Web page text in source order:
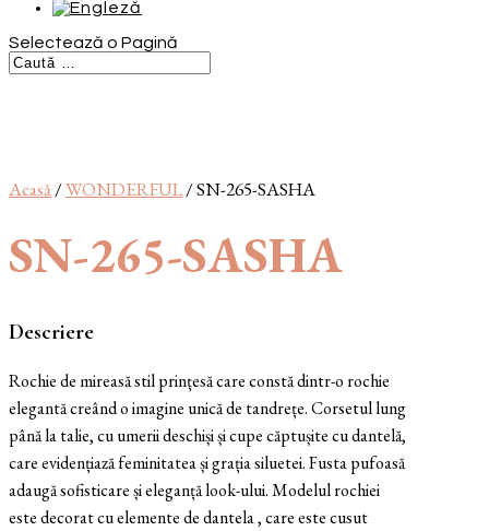
Selectează o Pagină
Acasă/WONDERFUL/ SN-265-SASHA
SN-265-SASHA
Descriere
Rochie de mireasă stil prințesă care constă dintr-o rochie
elegantă creând o imagine unică de tandrețe. Corsetul lung
până la talie, cu umerii deschiși și cupe căptușite cu dantelă,
care evidențiază feminitatea și grația siluetei. Fusta pufoasă
adaugă sofisticare și eleganță look-ului. Modelul rochiei
este decorat cu elemente de dantela , care este cusut